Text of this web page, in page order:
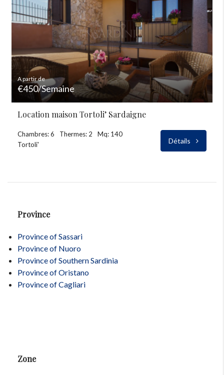
A partir de
€450/Semaine
Location maison Tortoli’ Sardaigne
Chambres: 6 Thermes: 2
Mq: 140
Tortoli'
Détails
Province
Province of Sassari
Province of Nuoro
Province of Southern Sardinia
Province of Oristano
Province of Cagliari
Zone